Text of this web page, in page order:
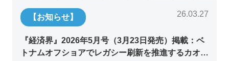
【お知らせ】 26.03.27
『経済界』2026年5月号（3月23日発売）掲載：ベ
トナムオフショアでレガシー刷新を推進するカオピ